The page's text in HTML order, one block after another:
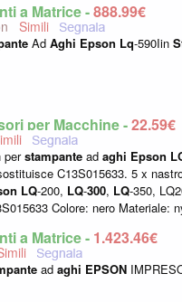
a Matrice -888,99€
Ad Aghi Epson Lq-590Iin
per Macchine -22,59€
perstampante ad aghi Epson
C13S015633. 5 x
LQ-200, LQ-300, LQ-350,
Colore: nero Materiale:
a Matrice - 1.423,46€
ad aghi EPSON